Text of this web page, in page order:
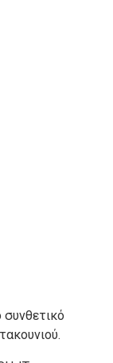
συνθετικό